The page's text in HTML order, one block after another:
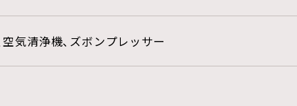
気清浄機、ズボンプレッサー